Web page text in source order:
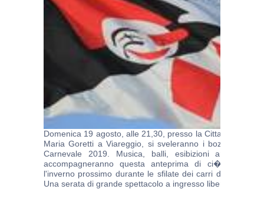
Domenica 19 agosto, alle 21,30, presso la Cittadella del
Maria Goretti a Viareggio, si sveleranno i bozzetti delle
Carnevale 2019. Musica, balli, esibizioni artistiche,
accompagneranno questa anteprima di ci� che
l'inverno prossimo durante le sfilate dei carri del famoso
Una serata di grande spettacolo a ingresso libero. ...